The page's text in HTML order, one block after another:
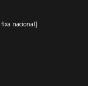
fixa nacional]